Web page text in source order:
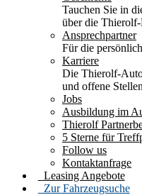
Tauchen Sie in
über die
Ansprechpartner
Für die
Karriere
Die Thierolf-
und offene
Jobs
Ausbildung im
Thierolf
5 Sterne für
Follow us
Kontaktanfrage
Leasing Angebote
Zur Fahrzeugsuche